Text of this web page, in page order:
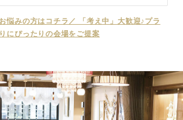
坪の大庭園が現れます。こだわりの挙式場
り作られた天井の照明や格子窓などの内装が、
気を演出します。
悩みの方はコチラ／ 「考え中」大歓迎♪プラ
にぴったりの会場をご提案